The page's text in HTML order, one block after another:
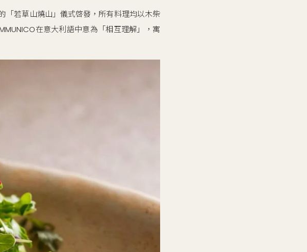
「若草山燒山」儀式啓發，所有料理均以木柴
在意大利語中意為「相互理解」，寓